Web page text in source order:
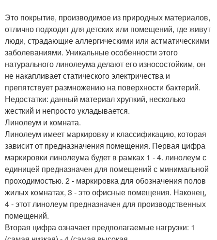
Это покрытие, производимое из природных материалов,
отлично подходит для детских или помещений, где живут
люди, страдающие аллергическими или астматическими
заболеваниями. Уникальные особенности этого
натурального линолеума делают его износостойким, он
не накапливает статического электричества и
препятствует размножению на поверхности бактерий.
Недостатки: данный материал хрупкий, несколько
жесткий и непросто укладывается.
Линолеум и комната.
Линолеум имеет маркировку и классификацию, которая
зависит от предназначения помещения. Первая цифра
маркировки линолеума будет в рамках 1 - 4. линолеум с
единицей предназначен для помещений с минимальной
проходимостью. 2 - маркировка для обозначения полов
жилых комнатах, 3 - это офисные помещения. Наконец,
4 - этот линолеум предназначен для производственных
помещений.
Вторая цифра означает предполагаемые нагрузки: 1